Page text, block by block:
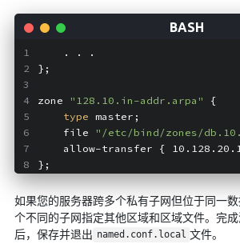
    . . .
};
zone "128.10.in-addr.arpa"
{
type master;
    file
"/etc/bind/zones/
allow-transfer {
};
如果您的服务器跨多个私有子网但位于同一
个不同的子网指定其他区域和区域文件。完
后，保存并退出 named.conf.local 文件。